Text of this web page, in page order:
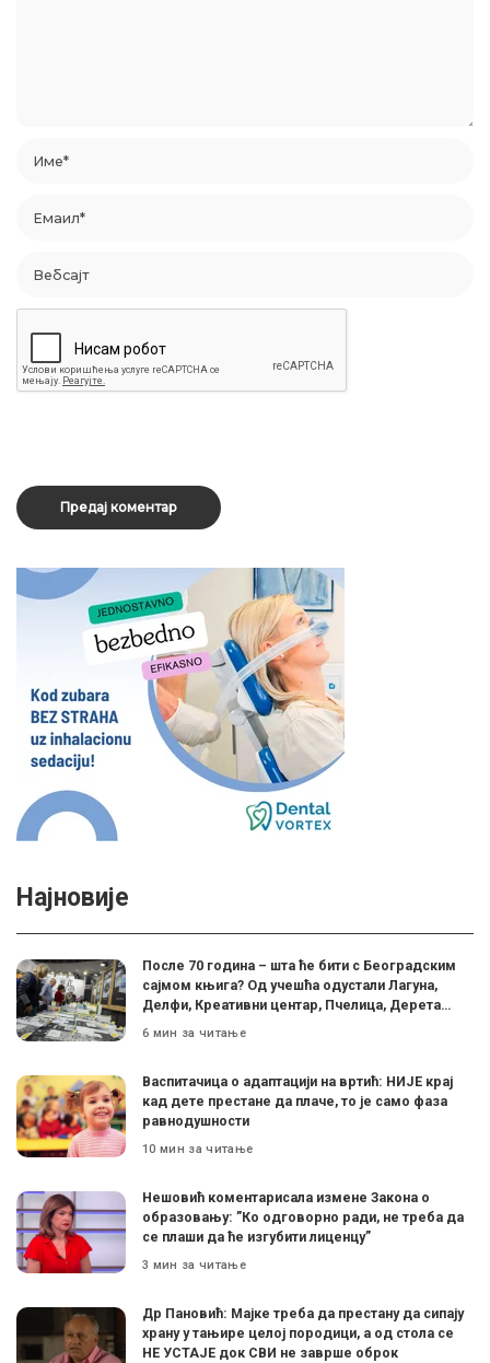
Најновије
После 70 година – шта ће бити с Београдским
сајмом књига? Од учешћа одустали Лагуна,
Делфи, Креативни центар, Пчелица, Дерета…
6 мин за читање
Васпитачица о адаптацији на вртић: НИЈЕ крај
кад дете престане да плаче, то је само фаза
равнодушности
10 мин за читање
Нешовић коментарисала измене Закона о
образовању: ”Ко одговорно ради, не треба да
се плаши да ће изгубити лиценцу”
3 мин за читање
Др Пановић: Мајке треба да престану да сипају
храну у тањире целој породици, а од стола се
НЕ УСТАЈЕ док СВИ не заврше оброк